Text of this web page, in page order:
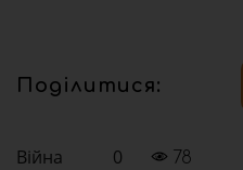
Поділитися:
Війна 0 78